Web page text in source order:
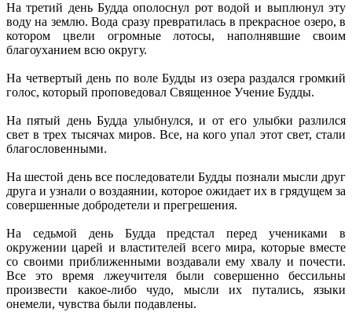
На третий день Будда ополоснул рот водой и выплюнул эту
воду на землю. Вода сразу превратилась в прекрасное озеро, в
котором цвели огромные лотосы, наполнявшие своим
благоуханием всю округу.
На четвертый день по воле Будды из озера раздался громкий
голос, который проповедовал Священное Учение Будды.
На пятый день Будда улыбнулся, и от его улыбки разлился
свет в трех тысячах миров. Все, на кого упал этот свет, стали
благословенными.
На шестой день все последователи Будды познали мысли друг
друга и узнали о воздаянии, которое ожидает их в грядущем за
совершенные добродетели и прегрешения.
На седьмой день Будда предстал перед учениками в
окружении царей и властителей всего мира, которые вместе
со своими приближенными воздавали ему хвалу и почести.
Все это время лжеучителя были совершенно бессильны
произвести какое-либо чудо, мысли их путались, языки
онемели, чувства были подавлены.